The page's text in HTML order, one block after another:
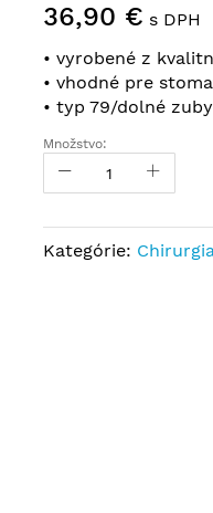
36,90 € s DPH
• vyrobené z
• vhodné pre
• typ 79/dolné
Množstvo:
Kategórie: